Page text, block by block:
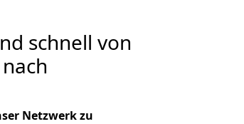
schnell von
Netzwerk zu